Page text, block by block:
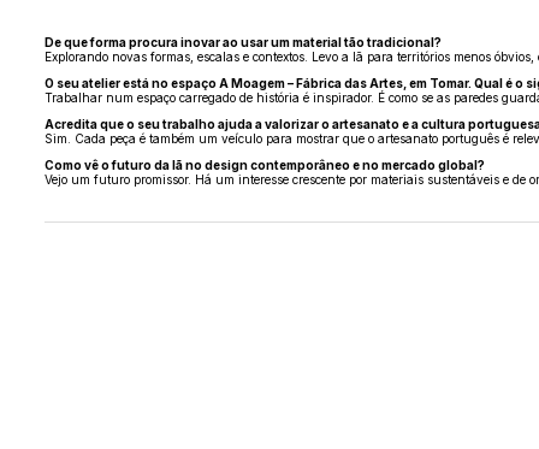
De que forma procura inovar ao usar um material tão tradicional?
Explorando novas formas, escalas e contextos. Levo a lã para territórios menos
O seu atelier está no espaço A Moagem – Fábrica das Artes, em Tomar. Qual é
Trabalhar num espaço carregado de história é inspirador. É como se as paredes
Acredita que o seu trabalho ajuda a valorizar o artesanato e a cultura
Sim. Cada peça é também um veículo para mostrar que o artesanato português é
Como vê o futuro da lã no design contemporâneo e no mercado global?
Vejo um futuro promissor. Há um interesse crescente por materiais sustentáveis e